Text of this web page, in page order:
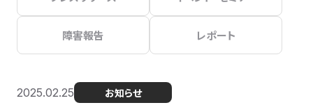
障害報告 レポート
2025.02.25 お知らせ